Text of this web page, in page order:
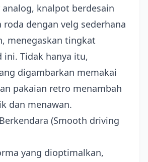
knalpot berdesain
dengan velg sederhana
menegaskan tingkat
ini. Tidak hanya itu,
digambarkan memakai
pakaian retro menambah
dan menawan.
(Smooth driving
yang dioptimalkan,